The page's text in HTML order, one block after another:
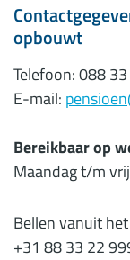
opbouwt
Telefoon: 088
E-mail:
Bereikbaar op
Maandag t/m
Bellen vanuit
+31 88 33 22